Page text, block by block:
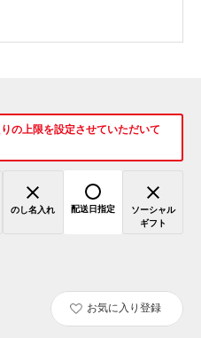
の上限を設定させていただいて
のし名入れ 配送日指定
ソーシャル
ギフト
お気に入り登録